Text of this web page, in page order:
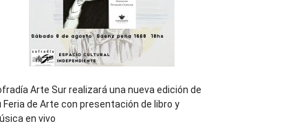
Arte Sur realizará una nueva edición de
Feria de Arte con presentación de libro y
en vivo